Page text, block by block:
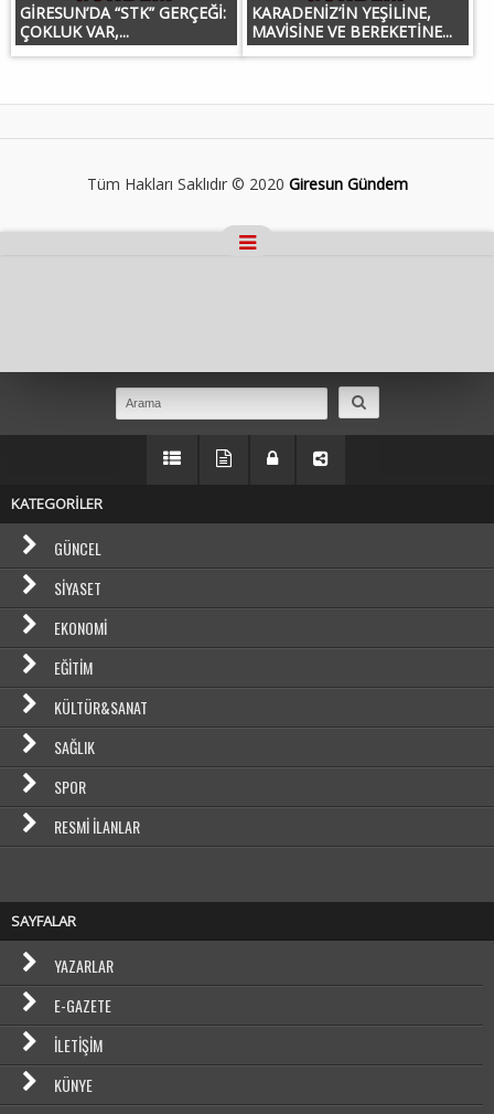
GİRESUN’DA “STK” GERÇEĞİ:
ÇOKLUK VAR,...
KARADENİZ’İN YEŞİLİNE,
MAVİSİNE VE BEREKETİNE...
Tüm Hakları Saklıdır © 2020 Giresun Gündem
KATEGORİLER
GÜNCEL
SIYASET
EKONOMI
EĞITIM
KÜLTÜR&SANAT
SAĞLIK
SPOR
RESMI İLANLAR
SAYFALAR
YAZARLAR
E-GAZETE
İLETIŞIM
KÜNYE